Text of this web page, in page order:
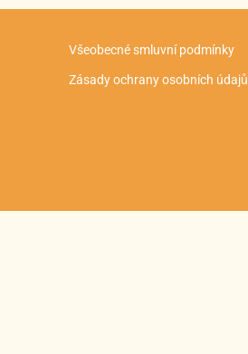
Všeobecné smluvní podmínky
Zásady ochrany osobních údajů